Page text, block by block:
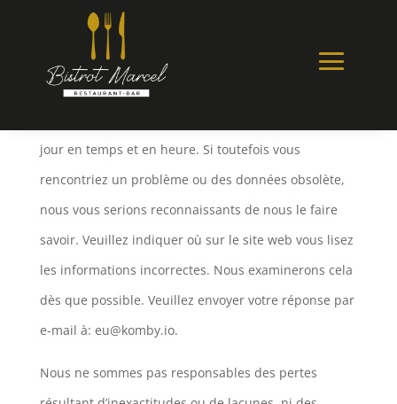
Avertissement
jour en temps et en heure. Si toutefois vous
rencontriez un problème ou des données obsolète,
nous vous serions reconnaissants de nous le faire
savoir. Veuillez indiquer où sur le site web vous lisez
les informations incorrectes. Nous examinerons cela
dès que possible. Veuillez envoyer votre réponse par
e-mail à: eu@komby.io.
Nous ne sommes pas responsables des pertes